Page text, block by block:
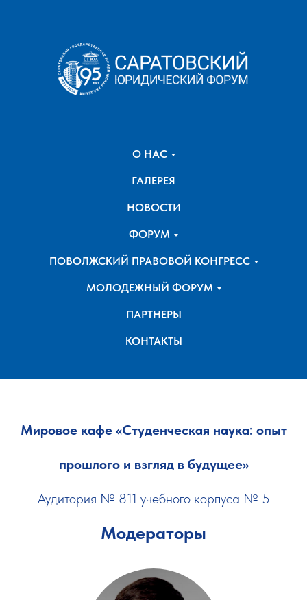
О НАС
ГАЛЕРЕЯ
НОВОСТИ
ФОРУМ
ПОВОЛЖСКИЙ ПРАВОВОЙ КОНГРЕСС
МОЛОДЕЖНЫЙ ФОРУМ
ПАРТНЕРЫ
КОНТАКТЫ
Мировое кафе «Студенческая наука: опыт
прошлого и взгляд в будущее»
Аудитория № 811 учебного корпуса № 5
Модераторы